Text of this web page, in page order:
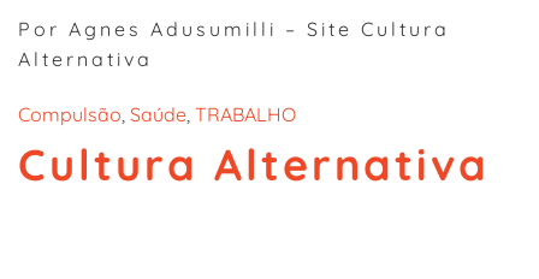
Por Agnes Adusumilli – Site Cultura
Alternativa
Compulsão Saúde TRABALHO
Cultura Alternativa